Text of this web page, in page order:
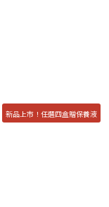
新品上市！任選四盒贈保養液